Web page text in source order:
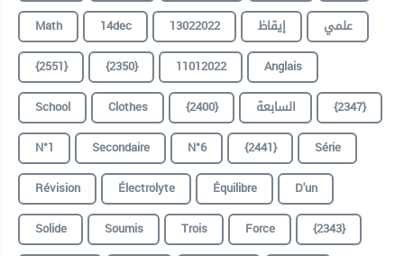
Math
14dec 13022022 إيقاظ
علمي
{2551}
{2350} 11012022
Anglais
School
Clothes {2400} السابعة
{2347}
N°1
Secondaire N°6 {2441}
Série
Révision
Électrolyte Équilibre
D'un
Solide
Soumis Trois Force
{2343}